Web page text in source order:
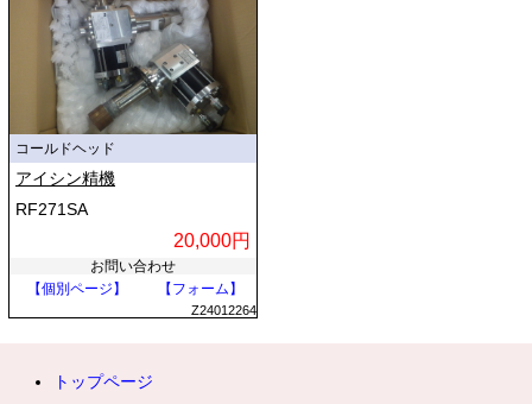
コールドヘッド
アイシン精機
RF271SA
20,000円
お問い合わせ
【個別ページ】
【フォーム】
Z24012264
トップページ